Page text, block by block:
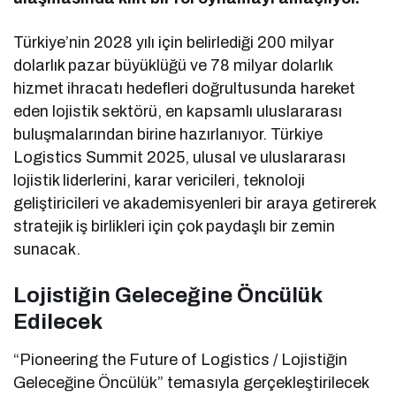
Türkiye’nin 2028 yılı için belirlediği 200 milyar
dolarlık pazar büyüklüğü ve 78 milyar dolarlık
hizmet ihracatı hedefleri doğrultusunda hareket
eden lojistik sektörü, en kapsamlı uluslararası
buluşmalarından birine hazırlanıyor. Türkiye
Logistics Summit 2025, ulusal ve uluslararası
lojistik liderlerini, karar vericileri, teknoloji
geliştiricileri ve akademisyenleri bir araya getirerek
stratejik iş birlikleri için çok paydaşlı bir zemin
sunacak.
Lojistiğin Geleceğine Öncülük
Edilecek
“Pioneering the Future of Logistics / Lojistiğin
Geleceğine Öncülük” temasıyla gerçekleştirilecek